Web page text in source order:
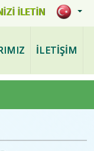
İLETİN
İLETİŞİM